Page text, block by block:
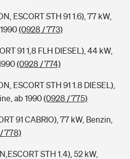
ESCORT STH 91 1.6), 77 kW,
(0928 / 773)
91 1,8 FLH DIESEL), 44 kW,
(0928 / 774)
ESCORT STH 91 1.8 DIESEL),
ab 1990(0928 / 775)
91 CABRIO), 77 kW, Benzin,
778)
STH 1.4), 52 kW,